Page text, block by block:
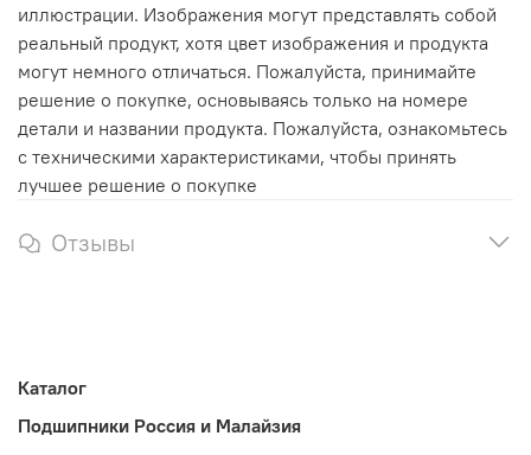
иллюстрации. Изображения могут представлять собой
реальный продукт, хотя цвет изображения и продукта
могут немного отличаться. Пожалуйста, принимайте
решение о покупке, основываясь только на номере
детали и названии продукта. Пожалуйста, ознакомьтесь
с техническими характеристиками, чтобы принять
лучшее решение о покупке
Отзывы
Каталог
Подшипники Россия и Малайзия